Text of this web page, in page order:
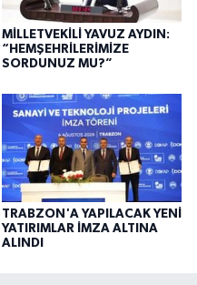
MİLLETVEKİLİ YAVUZ AYDIN:
“HEMŞEHRİLERİMİZE
SORDUNUZ MU?”
TRABZON'A YAPILACAK YENİ
YATIRIMLAR İMZA ALTINA
ALINDI